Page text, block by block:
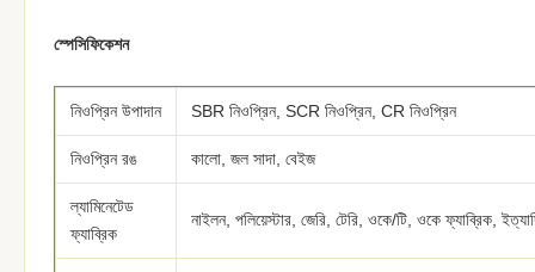
স্পেসিফিকেশন
নিওপ্রিন উপাদান SBR নিওপ্রিন, SCR নিওপ্রিন, CR নিওপ্রিন
নিওপ্রিন রঙ কালো, জল সাদা, বেইজ
ল্যামিনেটেড
ফ্যাব্রিক
নাইলন, পলিয়েস্টার, জেরি, টেরি, ওকে/টি, ওকে ফ্যাব্রিক,